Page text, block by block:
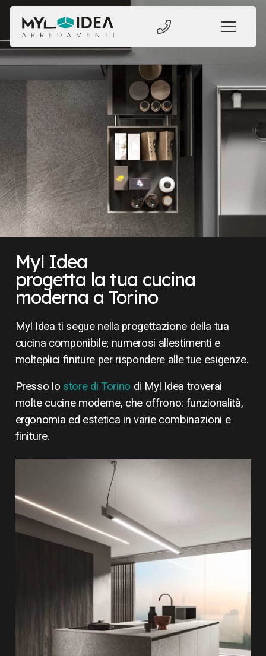
Myl Idea
progetta la tua cucina
moderna a Torino
Myl Idea ti segue nella progettazione della tua
cucina componibile; numerosi allestimenti e
molteplici finiture per rispondere alle tue esigenze.
Presso lo store di Torino di Myl Idea troverai
molte cucine moderne, che offrono: funzionalità,
ergonomia ed estetica in varie combinazioni e
finiture.